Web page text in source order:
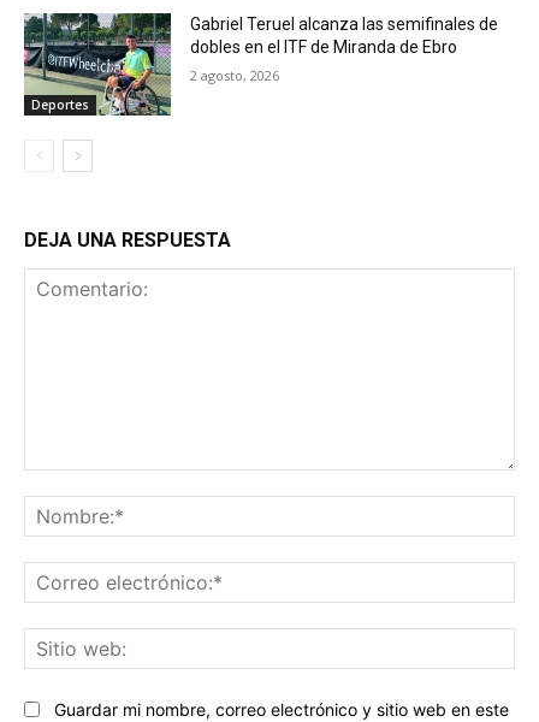
Deportes
Gabriel Teruel alcanza las semifinales de
dobles en el ITF de Miranda de Ebro
2 agosto, 2026
DEJA UNA RESPUESTA
Guardar mi nombre, correo electrónico y sitio web en este